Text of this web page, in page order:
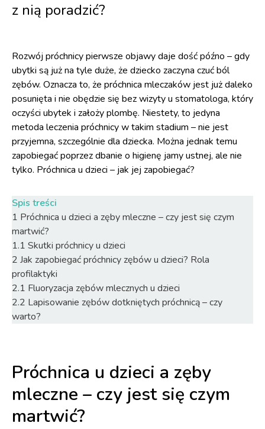
z nią poradzić?
Rozwój próchnicy pierwsze objawy daje dość późno – gdy
ubytki są już na tyle duże, że dziecko zaczyna czuć ból
zębów. Oznacza to, że próchnica mleczaków jest już daleko
posunięta i nie obędzie się bez wizyty u stomatologa, który
oczyści ubytek i założy plombę. Niestety, to jedyna
metoda leczenia próchnicy w takim stadium – nie jest
przyjemna, szczególnie dla dziecka. Można jednak temu
zapobiegać poprzez dbanie o higienę jamy ustnej, ale nie
tylko. Próchnica u dzieci – jak jej zapobiegać?
Spis treści
1 Próchnica u dzieci a zęby mleczne – czy jest się czym
martwić?
1.1 Skutki próchnicy u dzieci
2 Jak zapobiegać próchnicy zębów u dzieci? Rola
profilaktyki
2.1 Fluoryzacja zębów mlecznych u dzieci
2.2 Lapisowanie zębów dotkniętych próchnicą – czy
warto?
Próchnica u dzieci a zęby
mleczne – czy jest się czym
martwić?